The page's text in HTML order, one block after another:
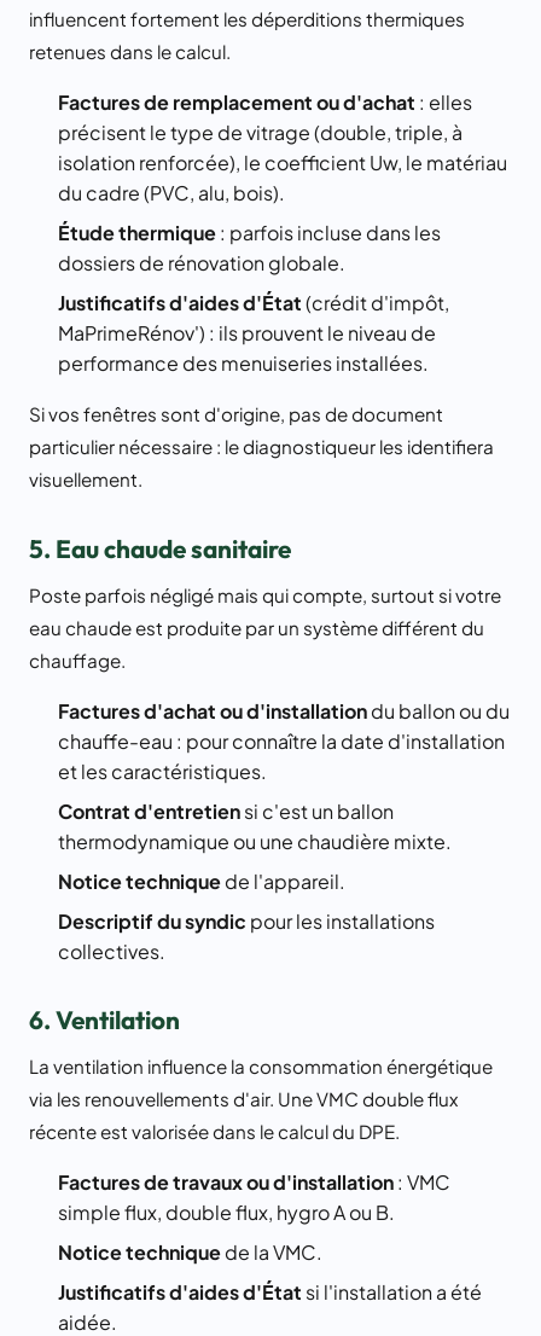
influencent fortement les déperditions thermiques
retenues dans le calcul.
Factures de remplacement ou d'achat : elles
précisent le type de vitrage (double, triple, à
isolation renforcée), le coefficient Uw, le matériau
du cadre (PVC, alu, bois).
Étude thermique: parfois incluse dans les
dossiers de rénovation globale.
Justificatifs d'aides d'État(crédit d'impôt,
MaPrimeRénov') : ils prouvent le niveau de
performance des menuiseries installées.
Si vos fenêtres sont d'origine, pas de document
particulier nécessaire : le diagnostiqueur les identifiera
visuellement.
5. Eau chaude sanitaire
Poste parfois négligé mais qui compte, surtout si votre
eau chaude est produite par un système différent du
chauffage.
Factures d'achat ou d'installationdu ballon ou du
chauffe-eau : pour connaître la date d'installation
et les caractéristiques.
Contrat d'entretiensi c'est un ballon
thermodynamique ou une chaudière mixte.
Notice techniquede l'appareil.
Descriptif du syndic pour les installations
collectives.
6. Ventilation
La ventilation influence la consommation énergétique
via les renouvellements d'air. Une VMC double flux
récente est valorisée dans le calcul du DPE.
Factures de travaux ou d'installation: VMC
simple flux, double flux, hygro A ou B.
Notice techniquede la VMC.
Justificatifs d'aides d'État si l'installation a été
aidée.